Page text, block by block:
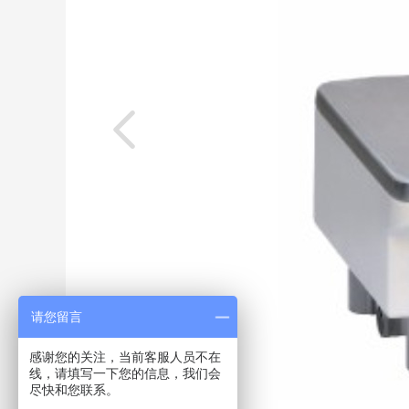
请您留言
感谢您的关注，当前客服人员不在
线，请填写一下您的信息，我们会
尽快和您联系。